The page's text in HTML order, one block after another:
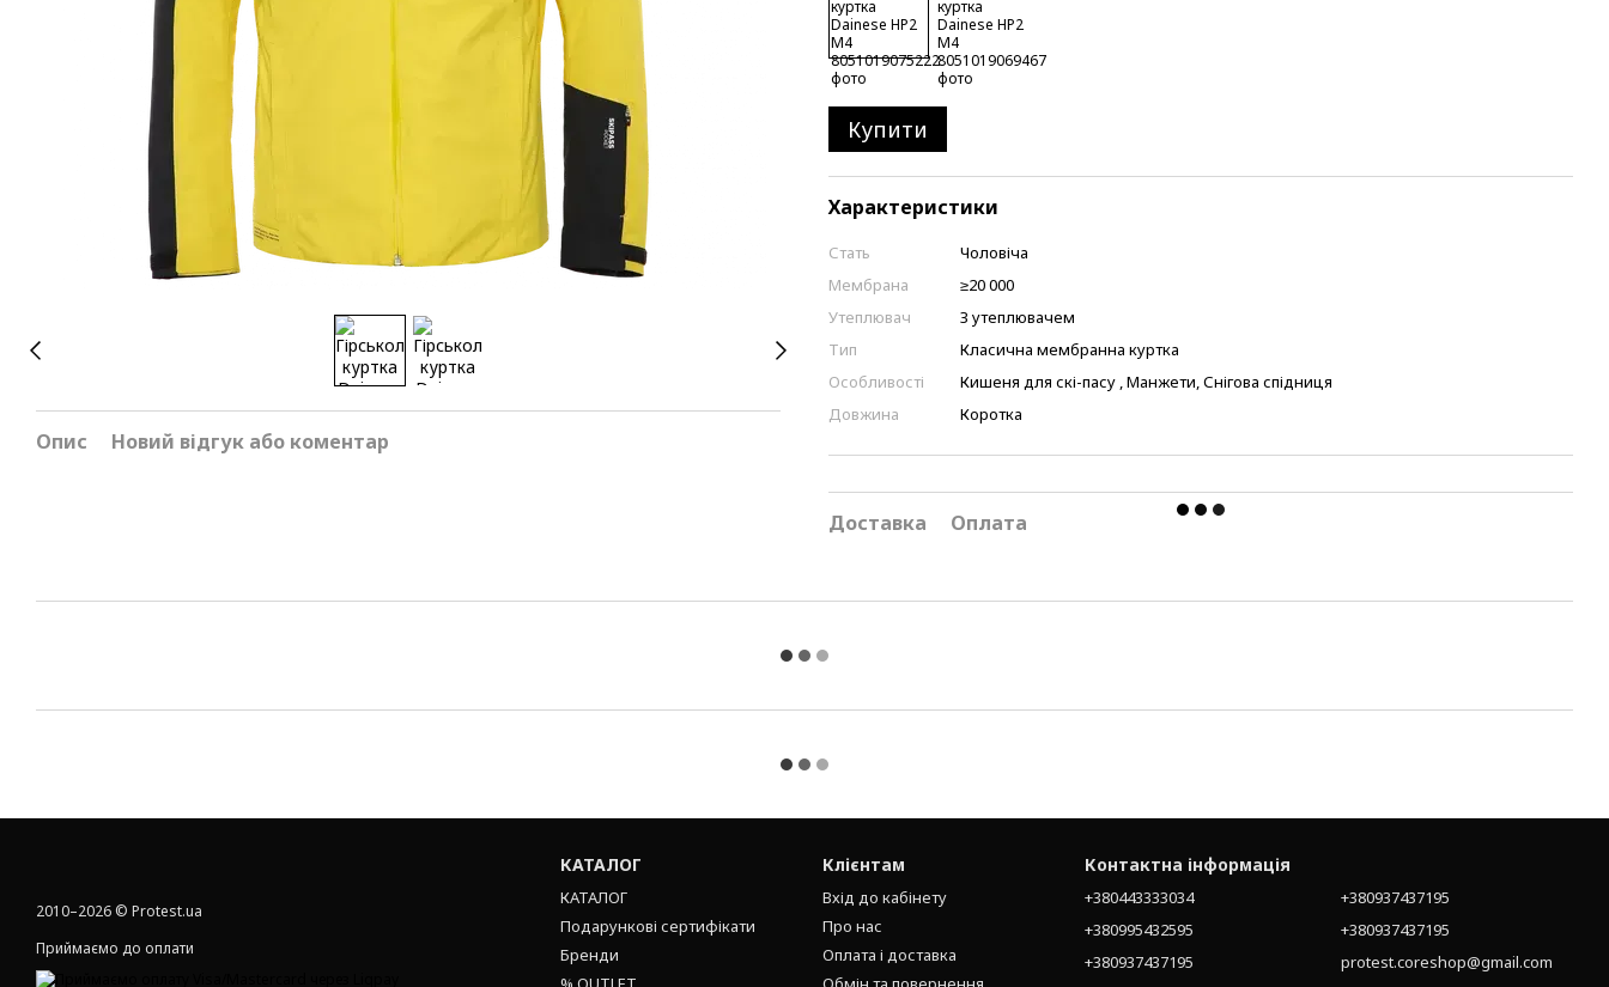
Опис Новий відгук або коментар
Купити
Характеристики
Стать
Чоловіча
Мембрана
≥20 000
Утеплювач
З утеплювачем
Тип
Класична мембранна куртка
Особливості
Кишеня для скі-пасу , Манжети, Снігова спідниця
Довжина
Коротка
Доставка Оплата
2010–2026 © Protest.ua
Приймаємо до оплати
КАТАЛОГ
КАТАЛОГ
Подарункові сертифікати
Бренди
Клієнтам
Вхід до кабінету
Про нас
Оплата і доставка
Контактна інформація
+380443333034
+380995432595
+380937437195
+380937437195
+380937437195
protest.coreshop@gmail.com